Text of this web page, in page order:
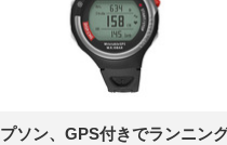
ソン、GPS付きでランニン